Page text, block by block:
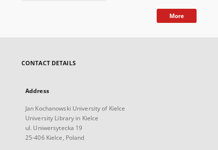
More
CONTACT DETAILS
Address
Jan Kochanowski University of Kielce
University Library in Kielce
ul. Uniwersytecka 19
25-406 Kielce, Poland